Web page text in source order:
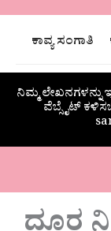
ಕಾವ್ಯ ಸಂಗಾತಿ
ನಿಮ್ಮ
ವೆಬ್ಸೈಟ್